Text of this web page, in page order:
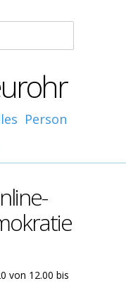
Person
von 12.00 bis